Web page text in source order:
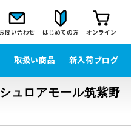
お問い合わせ はじめての方 オンライン
取扱い商品 新入荷ブログ
ュロアモール筑紫野